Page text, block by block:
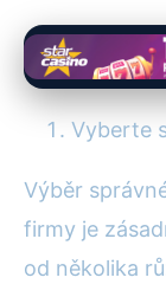
Vyberte
Výběr
firmy je
od několika